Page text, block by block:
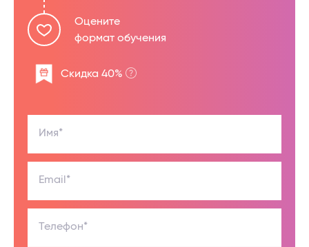
Оцените
формат обучения
Скидка 40%
Имя*
Email*
Телефон*